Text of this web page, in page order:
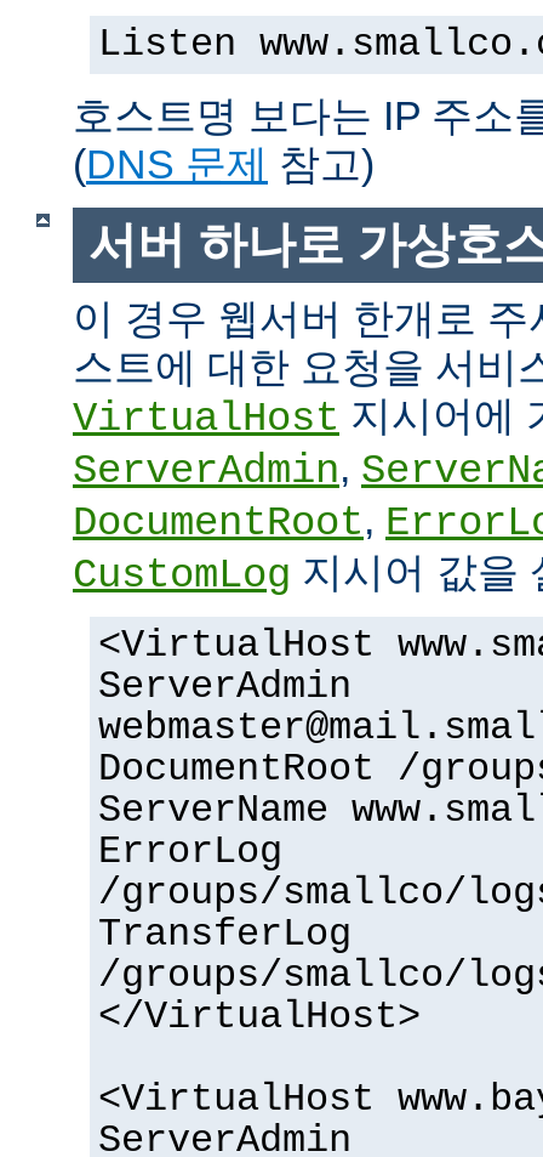
Listen
호스트명 보다는 IP 주소
(DNS 문제 참고)
서버 하나로 가상호
이 경우 웹서버 한개로
스트에 대한 요청을 서비
VirtualHost 지시어에
ServerAdmin,
DocumentRoot,
CustomLog 지시어 값을
<VirtualHost
ServerAdmin
DocumentRoot /
ServerName
ErrorLog
/groups/smallco/
TransferLog
/groups/smallco/
</VirtualHost>
<VirtualHost
ServerAdmin